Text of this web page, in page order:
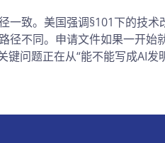
一致。美国强调§101下的技
径不同。申请文件如果一开
问题正在从“能不能写成AI发